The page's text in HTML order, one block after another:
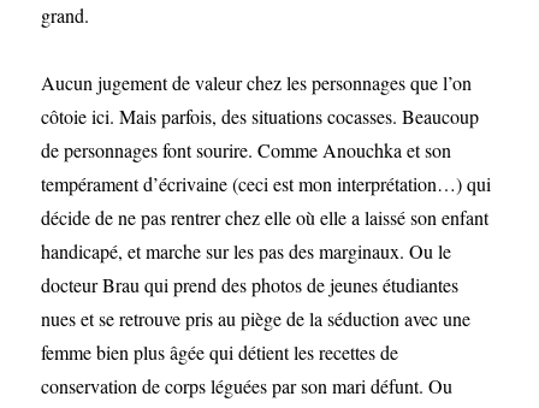
grand.
Aucun jugement de valeur chez les personnages que l’on
côtoie ici. Mais parfois, des situations cocasses. Beaucoup
de personnages font sourire. Comme Anouchka et son
tempérament d’écrivaine (ceci est mon interprétation…) qui
décide de ne pas rentrer chez elle où elle a laissé son enfant
handicapé, et marche sur les pas des marginaux. Ou le
docteur Brau qui prend des photos de jeunes étudiantes
nues et se retrouve pris au piège de la séduction avec une
femme bien plus âgée qui détient les recettes de
conservation de corps léguées par son mari défunt. Ou